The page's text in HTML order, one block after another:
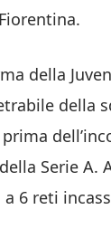
della
della
Serie A.
6 reti